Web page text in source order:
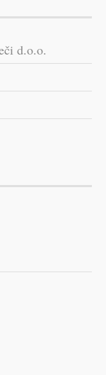
d.o.o.